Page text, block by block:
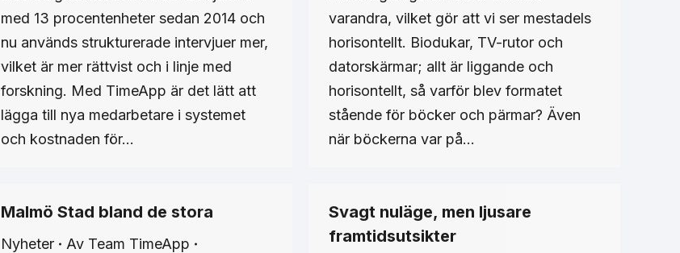
med 13 procentenheter sedan 2014 och
nu används strukturerade intervjuer mer,
vilket är mer rättvist och i linje med
forskning. Med TimeApp är det lätt att
lägga till nya medarbetare i systemet
och kostnaden för…
varandra, vilket gör att vi ser mestadels
horisontellt. Biodukar, TV-rutor och
datorskärmar; allt är liggande och
horisontellt, så varför blev formatet
stående för böcker och pärmar? Även
när böckerna var på…
Malmö Stad bland de stora
Nyheter Av Team TimeApp
Svagt nuläge, men ljusare
framtidsutsikter